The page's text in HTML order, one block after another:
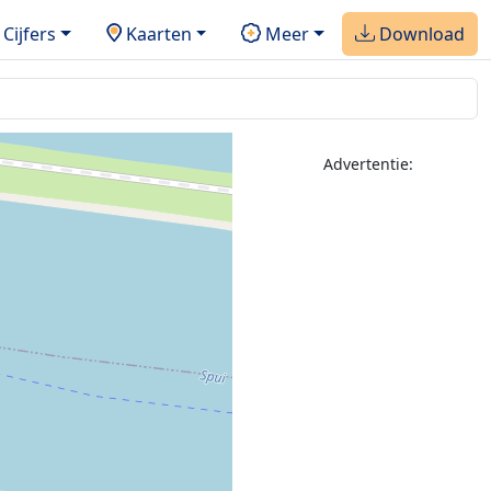
Cijfers Kaarten Meer Download
Advertentie: